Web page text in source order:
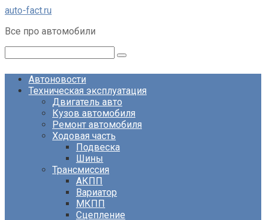
Перейти
контенту
auto-fact.ru
Все про автомобили
Автоновости
Техническая эксплуатация
Двигатель авто
Кузов автомобиля
Ремонт автомобиля
Ходовая часть
Подвеска
Шины
Трансмиссия
АКПП
Вариатор
МКПП
Сцепление